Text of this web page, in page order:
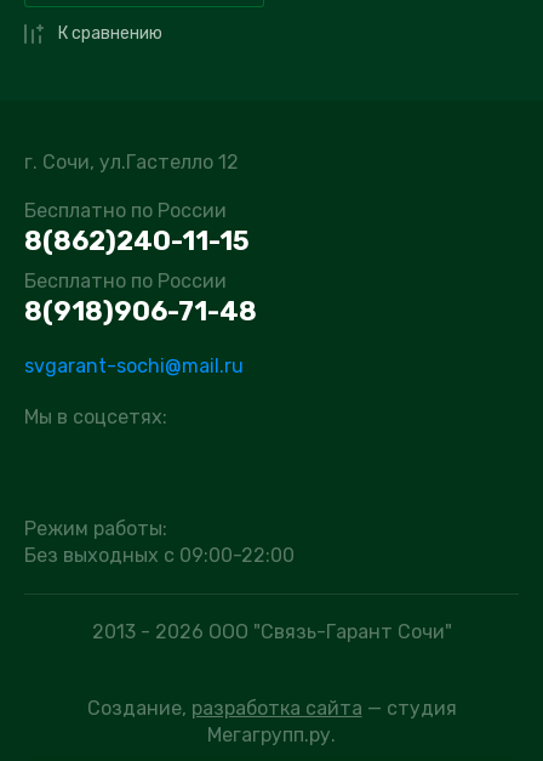
К сравнению
г. Сочи, ул.Гастелло 12
Бесплатно по России
8(862)240-11-15
Бесплатно по России
8(918)906-71-48
svgarant-sochi@mail.ru
Мы в соцсетях:
Режим работы:
Без выходных с 09:00-22:00
2013 - 2026 ООО "Связь-Гарант Сочи"
Создание, разработка сайта — студия
Мегагрупп.ру.